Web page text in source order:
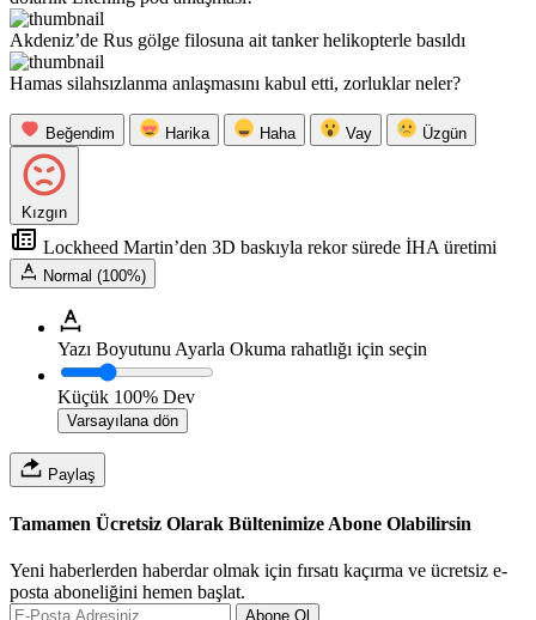
Akdeniz’de Rus gölge filosuna ait tanker helikopterle basıldı
Hamas silahsızlanma anlaşmasını kabul etti, zorluklar neler?
Beğendim Harika Haha Vay Üzgün
Kızgın
Lockheed Martin’den 3D baskıyla rekor sürede İHA üretimi
Normal (100%)
Yazı Boyutunu Ayarla Okuma rahatlığı için seçin
Küçük 100% Dev
Varsayılana dön
Paylaş
Tamamen Ücretsiz Olarak Bültenimize Abone Olabilirsin
Yeni haberlerden haberdar olmak için fırsatı kaçırma ve ücretsiz e-
posta aboneliğini hemen başlat.
Abone Ol